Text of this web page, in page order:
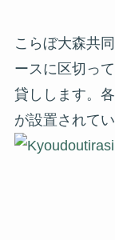
こらぼ大森共
ースに区切っ
貸しします。
が設置されてい